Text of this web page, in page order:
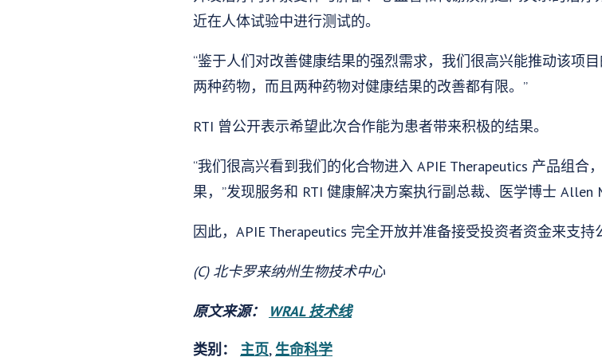
近在人体试验中进行测试的。
“鉴于人们对改善健康结果的强烈需求，我们很高兴能推动该项
两种药物，而且两种药物对健康结果的改善都有限。”
RTI 曾公开表示希望此次合作能为患者带来积极的结果。
“我们很高兴看到我们的化合物进入 APIE Therapeutics 产品组
果，”发现服务和 RTI 健康解决方案执行副总裁、医学博士 Allen
因此，APIE Therapeutics 完全开放并准备接受投资者资金来支持
(C) 北卡罗来纳州生物技术中心
原文来源： WRAL 技术线
类别： 主页, 生命科学